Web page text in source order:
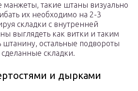
манжеты, такие штаны визуально
их необходимо на 2-3
складки с внутренней
выглядеть как витки и таким
штанину, остальные подвороты
складки.
и дырками